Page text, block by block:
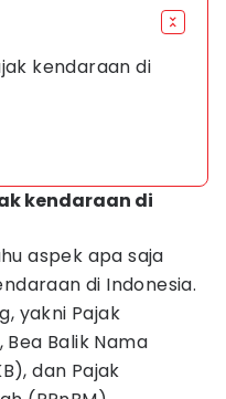
kendaraan di
kendaraan di
aspek apa saja
di Indonesia.
yakni Pajak
Balik Nama
dan Pajak